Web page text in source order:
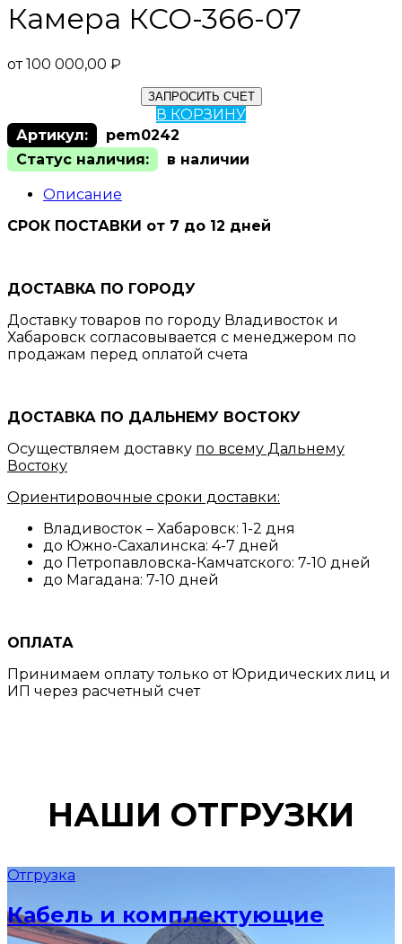
Камера КСО-366-07
от100 000,00 ₽
ЗАПРОСИТЬ СЧЕТ
В КОРЗИНУ
Артикул:
pem0242
Статус наличия:
в наличии
Описание
СРОК ПОСТАВКИ от 7 до 12 дней
ДОСТАВКА ПО ГОРОДУ
Доставку товаров по городу Владивосток и
Хабаровск согласовывается с менеджером по
продажам перед оплатой счета
ДОСТАВКА ПО ДАЛЬНЕМУ ВОСТОКУ
Осуществляем доставку по всему Дальнему
Востоку
Ориентировочные сроки доставки:
Владивосток – Хабаровск: 1-2 дня
до Южно-Сахалинска: 4-7 дней
до Петропавловска-Камчатского: 7-10 дней
до Магадана: 7-10 дней
ОПЛАТА
Принимаем оплату только от Юридических лиц и
ИП через расчетный счет
НАШИ ОТГРУЗКИ
Отгрузка
Кабель и комплектующие